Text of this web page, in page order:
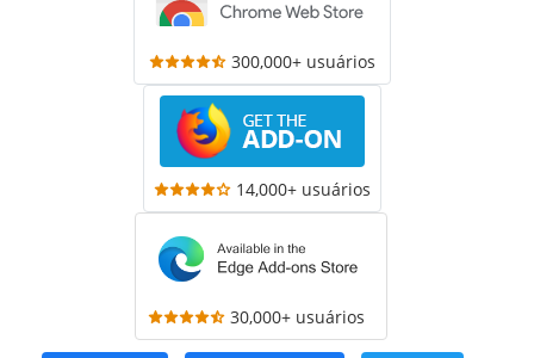
300,000+ usuários
14,000+ usuários
30,000+ usuários